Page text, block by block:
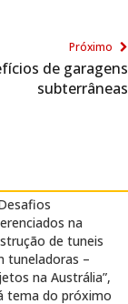
Próximo
de garagens
subterrâneas